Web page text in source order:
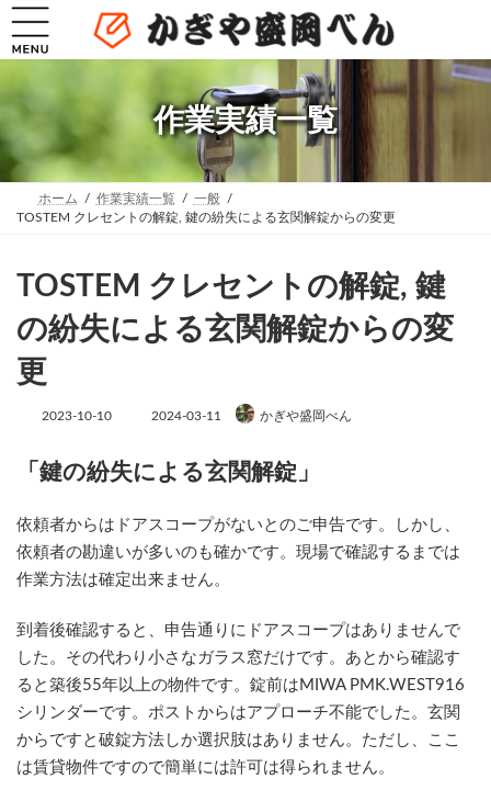
コ
テ
へ
ッ
プ
ナ
ゲ
ョ
移
動
作業実績一覧
ホーム 作業実績一覧
一般
TOSTEM クレセントの解錠, 鍵の紛失による玄関解錠からの変更
TOSTEM クレセントの解錠, 鍵
の紛失による玄関解錠からの変
更
2023-10-10
最
新
日
:
2024-03-11 かぎや盛岡べん
「鍵の紛失による玄関解錠」
依頼者からはドアスコープがないとのご申告です。しかし、
依頼者の勘違いが多いのも確かです。現場で確認するまでは
作業方法は確定出来ません。
到着後確認すると、申告通りにドアスコープはありませんで
した。その代わり小さなガラス窓だけです。あとから確認す
ると築後55年以上の物件です。錠前はMIWA PMK.WEST916
シリンダーです。ポストからはアプローチ不能でした。玄関
からですと破錠方法しか選択肢はありません。ただし、ここ
は賃貸物件ですので簡単には許可は得られません。